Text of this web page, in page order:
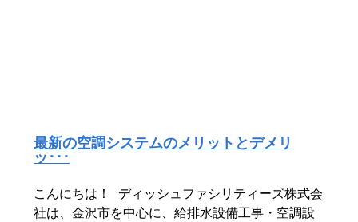
最新の空調システムのメリットとデメリ
ッ･･･
こんにちは！ ディッシュファシリティーズ株式会
社は、金沢市を中心に、給排水設備工事・空調設